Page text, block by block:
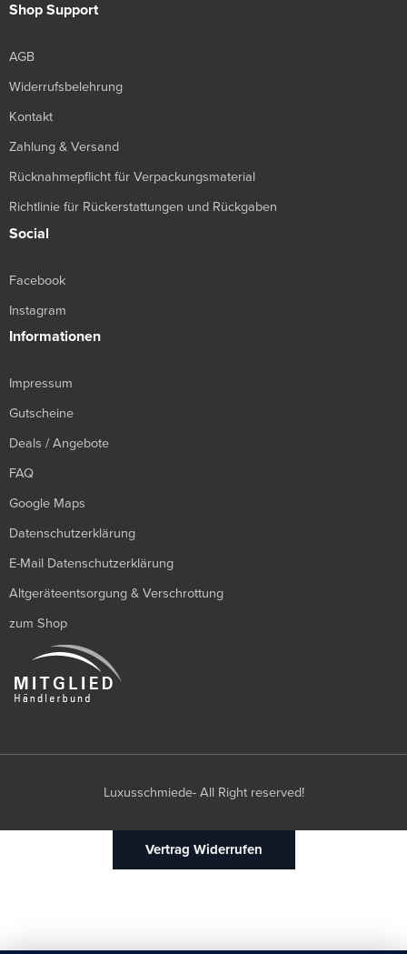
Shop Support
AGB
Widerrufsbelehrung
Kontakt
Zahlung & Versand
Rücknahmepflicht für Verpackungsmaterial
Richtlinie für Rückerstattungen und Rückgaben
Social
Facebook
Instagram
Informationen
Impressum
Gutscheine
Deals / Angebote
FAQ
Google Maps
Datenschutzerklärung
E-Mail Datenschutzerklärung
Altgeräteentsorgung & Verschrottung
zum Shop
Luxusschmiede- All Right reserved!
Vertrag Widerrufen